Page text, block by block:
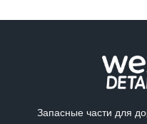
Запасные части для